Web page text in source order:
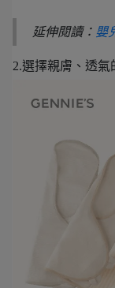
延伸閱讀： 嬰
2.選擇親膚、透氣